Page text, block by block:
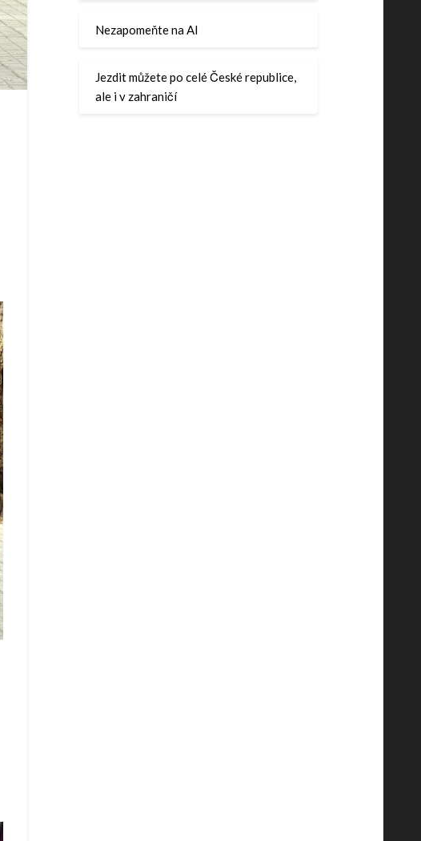
Nezapomeňte na AI
Jezdit můžete po celé České republice,
ale i v zahraničí